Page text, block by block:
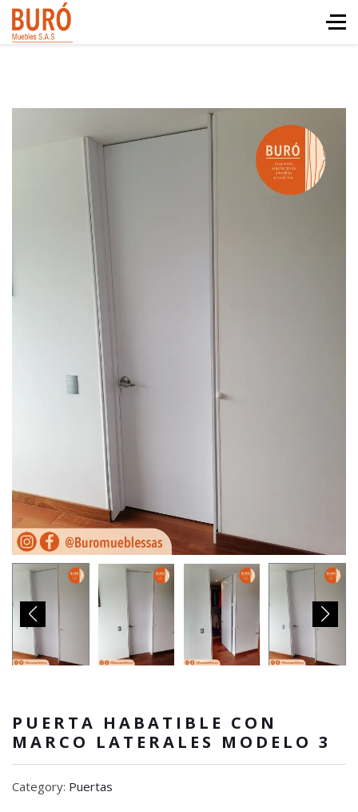
PUERTA HABATIBLE CON
MARCO LATERALES MODELO 3
Category: Puertas